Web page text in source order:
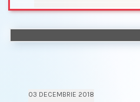
03 DECEMBRIE 2018